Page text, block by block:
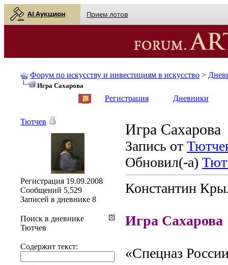
AI Аукцион Прием лотов
Форум по искусству и инвестициям в искусство >
Игра Сахарова
Регистрация Дневники
Игра Сахарова
Запись от
Обновил(-а)
Константин
Игра Сахарова
«Спецназ
Тютчев
Регистрация 19.09.2008
Сообщений 5,529
Записей в дневнике 8
Поиск в дневнике
Тютчев
Содержит текст: